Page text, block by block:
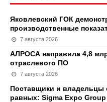
Яковлевский ГОК
производственные
7 августа 2026
АЛРОСА направила 4,8
отраслевого ПО
7 августа 2026
Поставщики и владельцы
равных: Sigma Expo